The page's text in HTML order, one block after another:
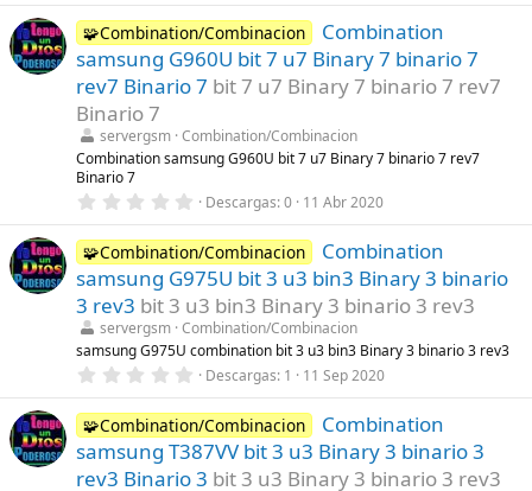
0
0
e
s
t
r
l
l
a
s
🧩Combination/Combinacion
Combination
samsung G960U bit 7 u7 Binary 7 binario 7
rev7 Binario 7 bit 7 u7 Binary 7 binario 7 rev7
Binario 7
servergsm Combination/Combinacion
Combination samsung G960U bit 7 u7 Binary 7 binario 7 rev7
Binario 7
0
0
0
e
s
t
r
e
l
a
(
s
)
Descargas 0 11 Abr 2020
🧩Combination/Combinacion
Combination
samsung G975U bit 3 u3 bin3 Binary 3 binario
3 rev3 bit 3 u3 bin3 Binary 3 binario 3 rev3
servergsm Combination/Combinacion
samsung G975U combination bit 3 u3 bin3 Binary 3 binario 3 rev3
0
0
0
e
s
t
Descargas 1 11 Sep 2020
🧩Combination/Combinacion
Combination
samsung T387VV bit 3 u3 Binary 3 binario 3
rev3 Binario 3 bit 3 u3 Binary 3 binario 3 rev3